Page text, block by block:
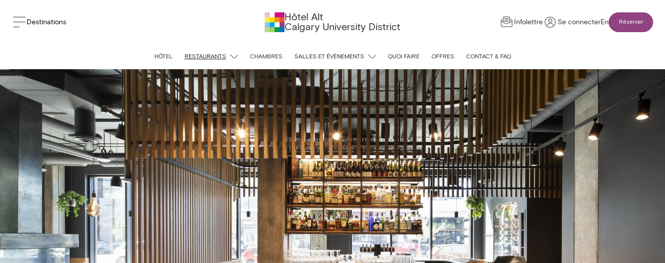
Destinations
Hôtel Alt
Calgary University District
Infolettre Se connecterEn Réserver
HÔTEL RESTAURANTS CHAMBRES SALLES ET ÉVÉNEMENTS QUOI FAIRE OFFRES CONTACT & FAQ